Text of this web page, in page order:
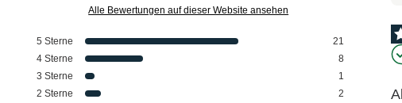
Alle Bewertungen auf dieser Website ansehen
5 Sterne
21
4 Sterne
8
3 Sterne
1
2 Sterne
2